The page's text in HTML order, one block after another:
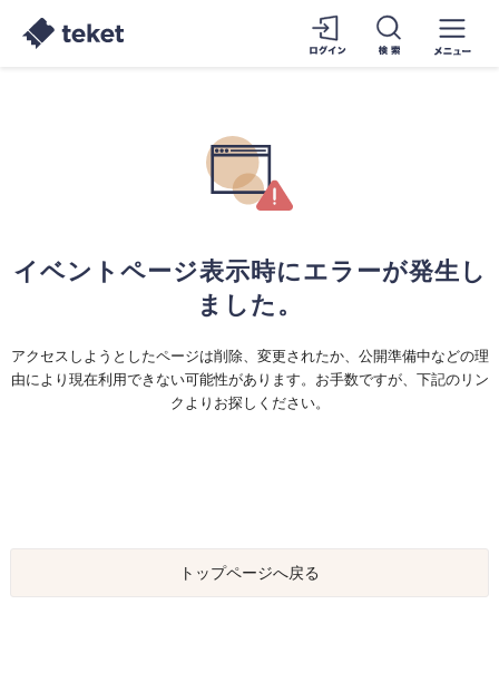
イベントページ表示時にエラーが発生し
ました。
アクセスしようとしたページは削除、変更されたか、公開準備中などの理
由により現在利用できない可能性があります。お手数ですが、下記のリン
クよりお探しください。
トップページへ戻る